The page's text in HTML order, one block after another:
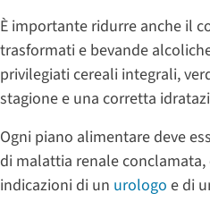
È importante ridurre anche il
trasformati e bevande
privilegiati cereali integrali,
stagione e una corretta
Ogni piano alimentare deve
di malattia renale
indicazioni di un urologo e di